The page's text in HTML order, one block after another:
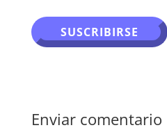
No val
Enviar comentario